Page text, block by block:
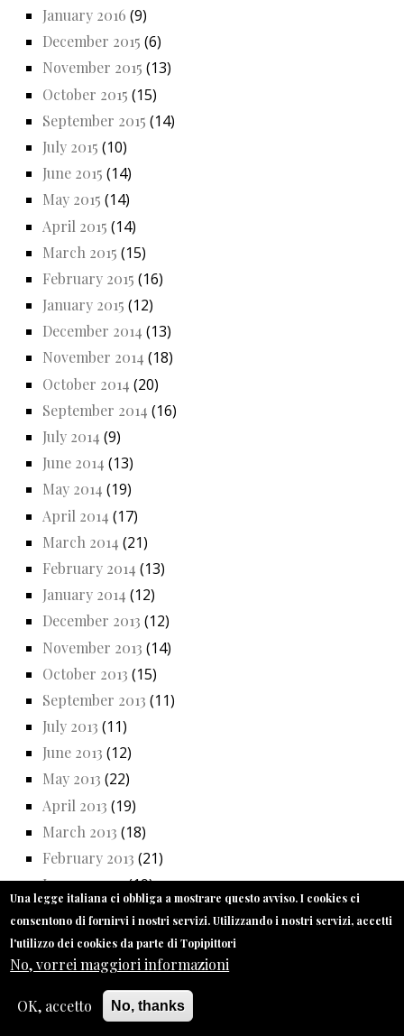
January 2016 (9)
December 2015 (6)
November 2015 (13)
October 2015 (15)
September 2015 (14)
July 2015 (10)
June 2015 (14)
May 2015 (14)
April 2015 (14)
March 2015 (15)
February 2015 (16)
January 2015 (12)
December 2014 (13)
November 2014 (18)
October 2014 (20)
September 2014 (16)
July 2014 (9)
June 2014 (13)
May 2014 (19)
April 2014 (17)
March 2014 (21)
February 2014 (13)
January 2014 (12)
December 2013 (12)
November 2013 (14)
October 2013 (15)
September 2013 (11)
July 2013 (11)
June 2013 (12)
May 2013 (22)
April 2013 (19)
March 2013 (18)
February 2013 (21)
January 2013(19)
December 2012 (18)
November 2012(20)
October 2012(23)
September 2012(20)
July 2012 (14)
Una legge italiana ci obbliga a mostrare questo avviso. I cookies ci
consentono di fornirvi i nostri servizi. Utilizzando i nostri servizi, accetti
l'utilizzo dei cookies da parte di Topipittori
No, vorrei maggiori informazioni
OK, accetto No, thanks